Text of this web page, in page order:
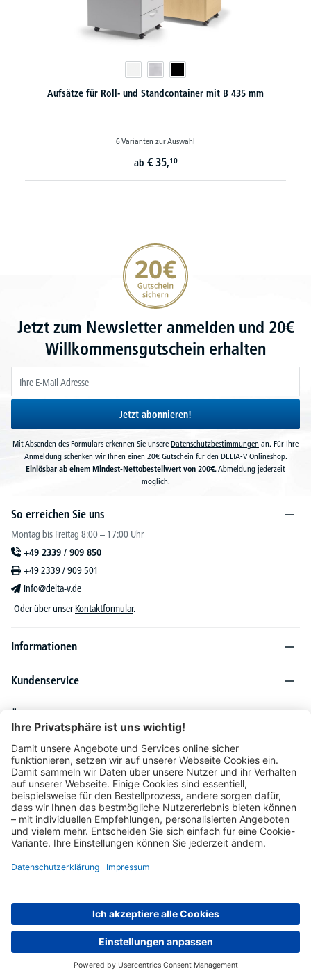
Aufsätze für Roll- und Standcontainer mit B 435 mm
6 Varianten zur Auswahl
ab € 35,10
20€ Gutschein sichern
Jetzt zum Newsletter anmelden und 20€
Willkommensgutschein erhalten
Jetzt abonnieren!
Mit Absenden des Formulars erkennen Sie unsere Datenschutzbestimmungen an. Für Ihre
Anmeldung schenken wir Ihnen einen 20€ Gutschein für den DELTA-V Onlineshop.
Einlösbar ab einem Mindest-Nettobestellwert von 200€.Abmeldung jederzeit
möglich.
So erreichen Sie uns
Montag bis Freitag 8:00 – 17:00 Uhr
+49 2339 / 909 850
+49 2339 / 909 501
info@delta-v.de
Oder über unser Kontaktformular.
Informationen
Kundenservice
Über DELTA-V
Produktsortiment
Ratgeber
Folgen Sie uns auch auf
Unser Angebot richtet sich ausschließlich an Industrie, Handel, Gewerbe und
europäische Ausland gelten Sonderkonditionen, die auf Anfrage mitgeteilt werden.
* Alle Preise verstehen sich zzgl. gesetzlicher MwSt.